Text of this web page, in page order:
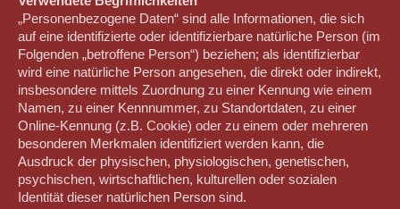
„Personenbezogene Daten“ sind alle Informationen, die sich
auf eine identifizierte oder identifizierbare natürliche Person (im
Folgenden „betroffene Person“) beziehen; als identifizierbar
wird eine natürliche Person angesehen, die direkt oder indirekt,
insbesondere mittels Zuordnung zu einer Kennung wie einem
Namen, zu einer Kennnummer, zu Standortdaten, zu einer
Online-Kennung (z.B. Cookie) oder zu einem oder mehreren
besonderen Merkmalen identifiziert werden kann, die
Ausdruck der physischen, physiologischen, genetischen,
psychischen, wirtschaftlichen, kulturellen oder sozialen
Identität dieser natürlichen Person sind.